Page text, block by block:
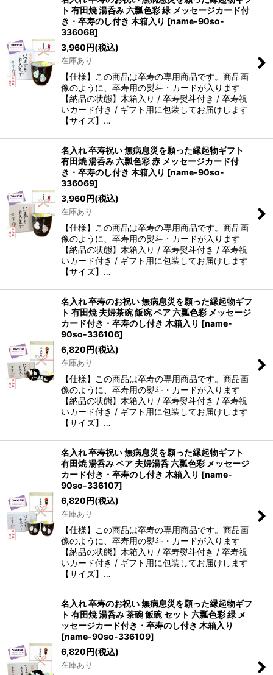
ト 有田焼 湯呑み 六瓢色彩 緑 メッセージカード付
き・卒寿のし付き 木箱入り [name-90so-
336068]
3,960円(税込)
在庫あり
【仕様】この商品は卒寿の専用商品です。商品画
像のように、卒寿用の熨斗・カードが入ります
【納品の状態】木箱入り / 卒寿熨斗付き / 卒寿祝
いカード付き / ギフト用に包装してお届けします
【サイズ】…
名入れ 卒寿祝い 無病息災を願った縁起物ギフト
有田焼 湯呑み 六瓢色彩 赤 メッセージカード付
き・卒寿のし付き 木箱入り [name-90so-
336069]
3,960円(税込)
在庫あり
【仕様】この商品は卒寿の専用商品です。商品画
像のように、卒寿用の熨斗・カードが入ります
【納品の状態】木箱入り / 卒寿熨斗付き / 卒寿祝
いカード付き / ギフト用に包装してお届けします
【サイズ】…
名入れ 卒寿のお祝い 無病息災を願った縁起物ギフ
ト 有田焼 夫婦茶碗 飯碗 ペア 六瓢色彩 メッセージ
カード付き・卒寿のし付き 木箱入り [name-
90so-336106]
6,820円(税込)
在庫あり
【仕様】この商品は卒寿の専用商品です。商品画
像のように、卒寿用の熨斗・カードが入ります
【納品の状態】木箱入り / 卒寿熨斗付き / 卒寿祝
いカード付き / ギフト用に包装してお届けします
【サイズ】…
名入れ 卒寿祝い 無病息災を願った縁起物ギフト
有田焼 湯呑み ペア 夫婦湯呑 六瓢色彩 メッセージ
カード付き・卒寿のし付き 木箱入り [name-
90so-336107]
6,820円(税込)
在庫あり
【仕様】この商品は卒寿の専用商品です。商品画
像のように、卒寿用の熨斗・カードが入ります
【納品の状態】木箱入り / 卒寿熨斗付き / 卒寿祝
いカード付き / ギフト用に包装してお届けします
【サイズ】…
名入れ 卒寿のお祝い 無病息災を願った縁起物ギフ
ト 有田焼 湯呑み 茶碗 飯碗 セット 六瓢色彩 緑 メ
ッセージカード付き・卒寿のし付き 木箱入り
[name-90so-336109]
6,820円(税込)
在庫あり